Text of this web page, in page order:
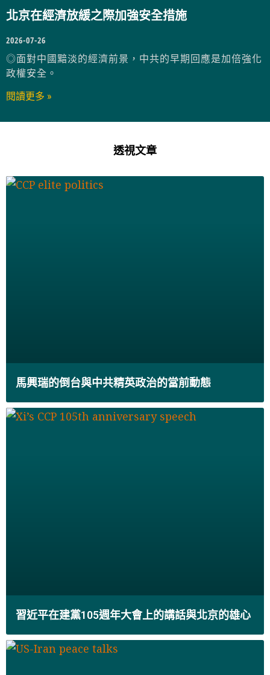
北京在經濟放緩之際加強安全措施
2026-07-26
◎面對中國黯淡的經濟前景，中共的早期回應是加倍強化
政權安全。
閱讀更多 »
透視文章
馬興瑞的倒台與中共精英政治的當前動態
習近平在建黨105週年大會上的講話與北京的雄心